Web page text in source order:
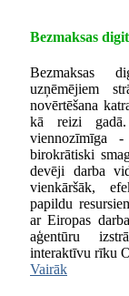
Bezmaksas
Bezmaksas
uzņēmējiem
novērtēšana
kā reizi gadā.
viennozīmīga
birokrātiski
devēji darba
vienkāršāk,
papildu
ar Eiropas
aģentūru
interaktīvu rīku
Vairāk